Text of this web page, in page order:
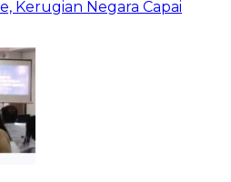
Kerugian Negara Capai